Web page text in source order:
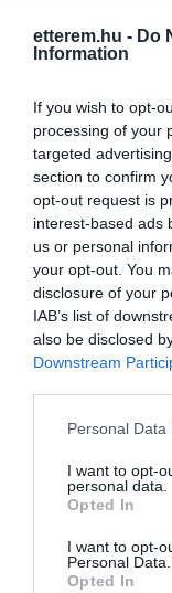
etterem.hu - Do
Information
If you wish to opt-
processing of your
targeted
section to confirm
opt-out request is
interest-based ads
us or personal
your opt-out. You
disclosure of your
IAB’s list of
also be disclosed
Downstream
Please note that
not limited to your
grant or deny
use your data for
consent section.
Personal
I want to opt-
personal data.
Opted In
I want to opt-
Personal Data.
Opted In